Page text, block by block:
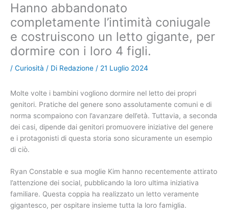
Hanno abbandonato
completamente l’intimità coniugale
e costruiscono un letto gigante, per
dormire con i loro 4 figli.
/ Curiosità / Di Redazione / 21 Luglio 2024
Molte volte i bambini vogliono dormire nel letto dei propri
genitori. Pratiche del genere sono assolutamente comuni e di
norma scompaiono con l’avanzare dell’età. Tuttavia, a seconda
dei casi, dipende dai genitori promuovere iniziative del genere
e i protagonisti di questa storia sono sicuramente un esempio
di ciò.
Ryan Constable e sua moglie Kim hanno recentemente attirato
l’attenzione dei social, pubblicando la loro ultima iniziativa
familiare. Questa coppia ha realizzato un letto veramente
gigantesco, per ospitare insieme tutta la loro famiglia.